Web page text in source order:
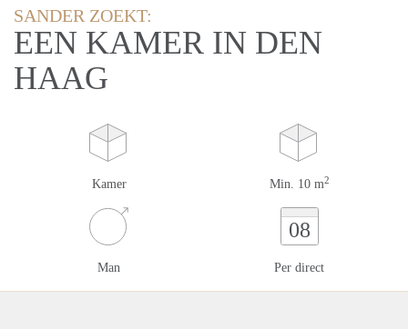
SANDER ZOEKT:
EEN KAMER IN DEN
HAAG
Kamer Min. 10 m2
Man
08
Per direct